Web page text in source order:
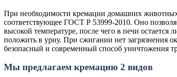
При необходимости кремации домашних животных
соответствующее ГОСТ Р 53999-2010. Оно
высокой температуре, после чего в печи
положить в урну. При сжигании нет загрязнения
безопасный и современный способ уничтожения
Мы предлагаем кремацию 2 видов